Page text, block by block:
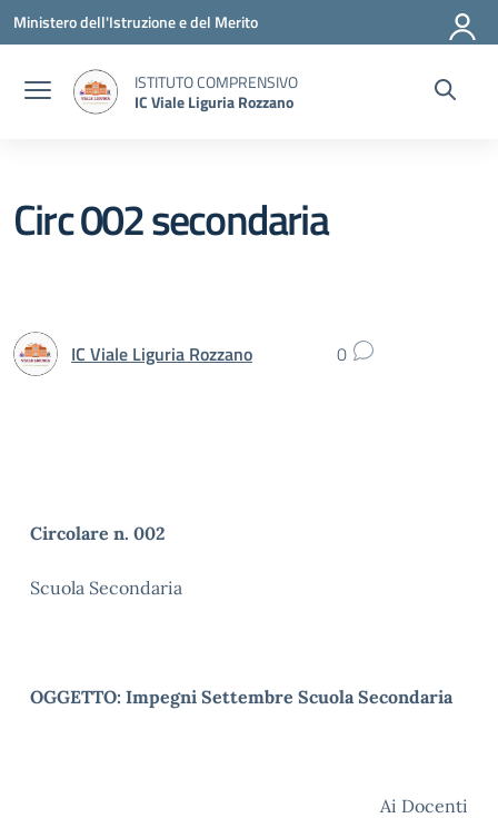
Vai ai contenuti
Vai al menu di navigazione
Vai al footer
Ministero dell'Istruzione e del Merito
ISTITUTO COMPRENSIVO
IC Viale Liguria Rozzano
Circ 002 secondaria
IC Viale Liguria Rozzano 0
Circolare n. 002
Scuola Secondaria
OGGETTO: Impegni Settembre Scuola Secondaria
Ai Docenti